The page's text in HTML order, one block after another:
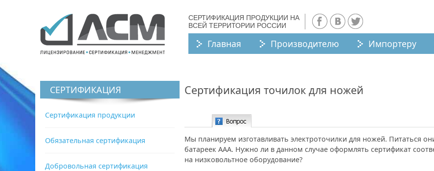
СЕРТИФИКАЦИЯ ПРОДУКЦИИ НА
ВСЕЙ ТЕРРИТОРИИ РОССИИ
Главная Производителю Импортеру
СЕРТИФИКАЦИЯ
Сертификация продукции
Обязательная сертификация
Добровольная сертификация
Сертификация точилок для ножей
Вопрос:
Мы планируем изготавливать электроточилки для ножей. Питаться
батареек ААА. Нужно ли в данном случае оформлять сертификат
на низковольтное оборудование?